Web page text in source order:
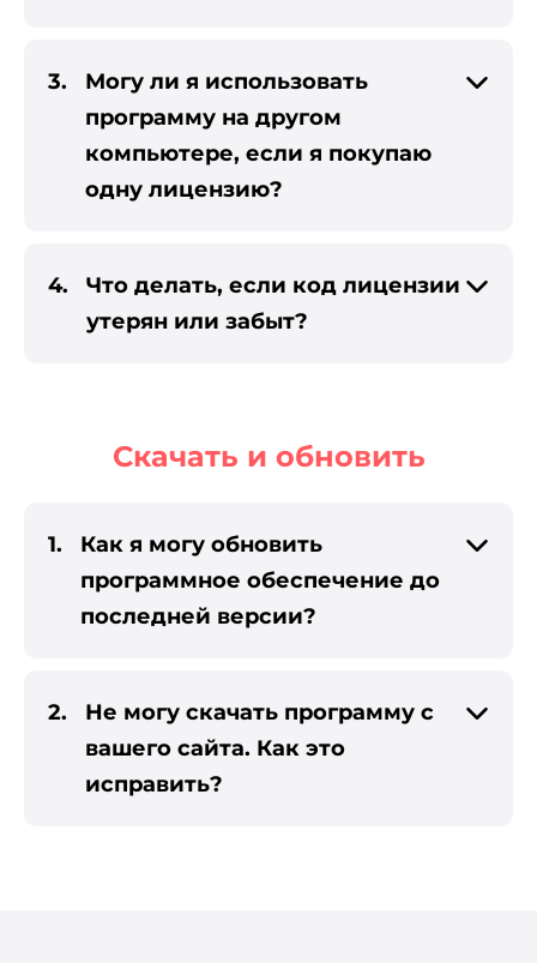
3.
Могу ли я использовать
программу на другом
компьютере, если я покупаю
одну лицензию?
4.
Что делать, если код лицензии
утерян или забыт?
Скачать и обновить
1.
Как я могу обновить
программное обеспечение до
последней версии?
2.
Не могу скачать программу с
вашего сайта. Как это
исправить?